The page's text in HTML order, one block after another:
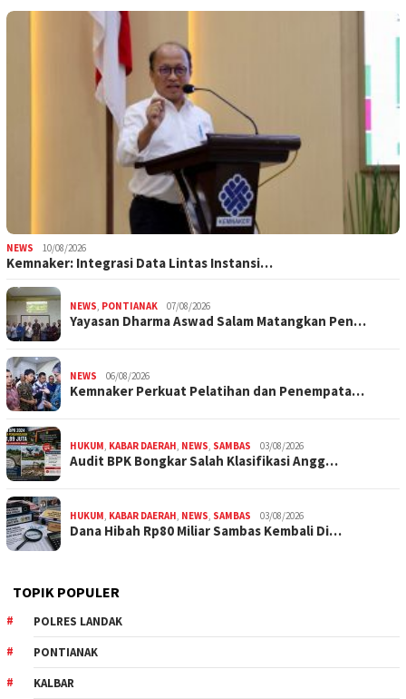
NEWS 10/08/2026
Kemnaker: Integrasi Data Lintas Instansi…
NEWS, PONTIANAK 07/08/2026
Yayasan Dharma Aswad Salam Matangkan Pen…
NEWS 06/08/2026
Kemnaker Perkuat Pelatihan dan Penempata…
HUKUM, KABAR DAERAH, NEWS, SAMBAS 03/08/2026
Audit BPK Bongkar Salah Klasifikasi Angg…
HUKUM, KABAR DAERAH, NEWS, SAMBAS 03/08/2026
Dana Hibah Rp80 Miliar Sambas Kembali Di…
TOPIK POPULER
POLRES LANDAK
PONTIANAK
KALBAR